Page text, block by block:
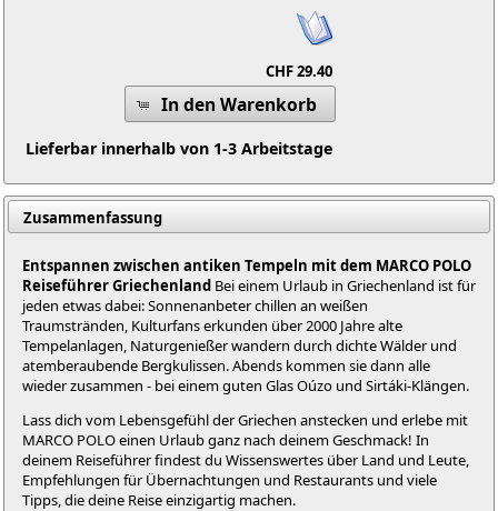
CHF 29.40
In den Warenkorb
Lieferbar innerhalb von 1-3 Arbeitstage
Zusammenfassung
Entspannen zwischen antiken Tempeln mit dem MARCO POLO
Reiseführer Griechenland Bei einem Urlaub in Griechenland ist für
jeden etwas dabei: Sonnenanbeter chillen an weißen
Traumstränden, Kulturfans erkunden über 2000 Jahre alte
Tempelanlagen, Naturgenießer wandern durch dichte Wälder und
atemberaubende Bergkulissen. Abends kommen sie dann alle
wieder zusammen - bei einem guten Glas Oúzo und Sirtáki-Klängen.
Lass dich vom Lebensgefühl der Griechen anstecken und erlebe mit
MARCO POLO einen Urlaub ganz nach deinem Geschmack! In
deinem Reiseführer findest du Wissenswertes über Land und Leute,
Empfehlungen für Übernachtungen und Restaurants und viele
Tipps, die deine Reise einzigartig machen.